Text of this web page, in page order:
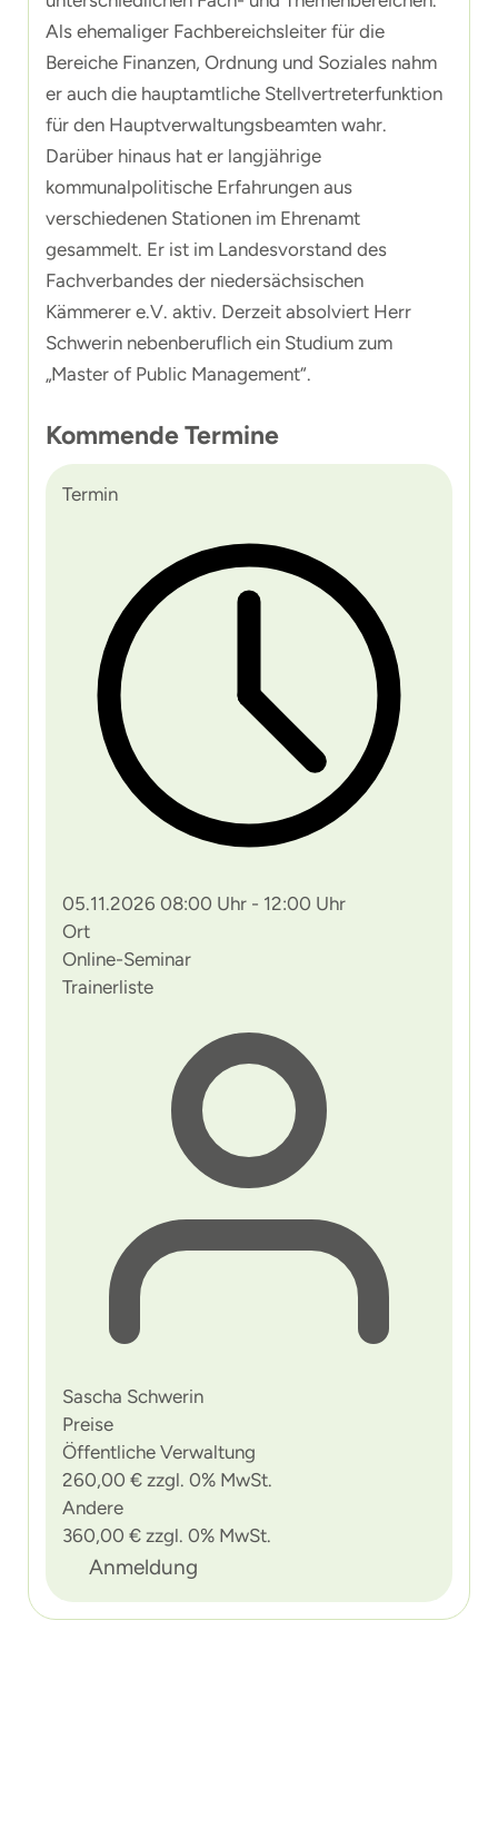
Als ehemaliger Fachbereichsleiter für die
Bereiche Finanzen, Ordnung und Soziales nahm
er auch die hauptamtliche Stellvertreterfunktion
für den Hauptverwaltungsbeamten wahr.
Darüber hinaus hat er langjährige
kommunalpolitische Erfahrungen aus
verschiedenen Stationen im Ehrenamt
gesammelt. Er ist im Landesvorstand des
Fachverbandes der niedersächsischen
Kämmerer e.V. aktiv. Derzeit absolviert Herr
Schwerin nebenberuflich ein Studium zum
„Master of Public Management“.
Kommende Termine
Termin
05.11.2026 08:00 Uhr - 12:00 Uhr
Ort
Online-Seminar
Trainerliste
Sascha Schwerin
Preise
Öffentliche Verwaltung
260,00 € zzgl. 0% MwSt.
Andere
360,00 € zzgl. 0% MwSt.
Anmeldung